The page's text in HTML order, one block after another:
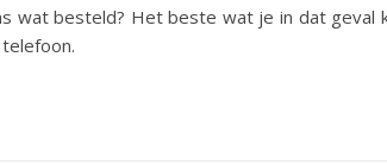
wat besteld? Het beste wat je in dat geval